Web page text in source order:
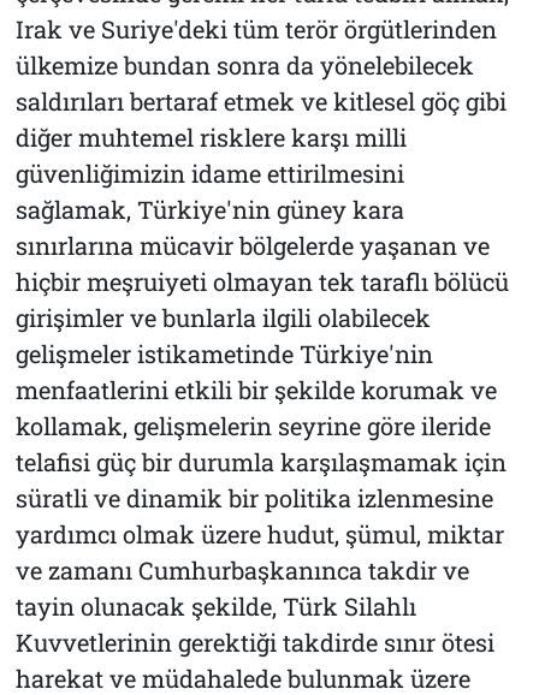
Irak ve Suriye'deki tüm terör örgütlerinden
ülkemize bundan sonra da yönelebilecek
saldırıları bertaraf etmek ve kitlesel göç gibi
diğer muhtemel risklere karşı milli
güvenliğimizin idame ettirilmesini
sağlamak, Türkiye'nin güney kara
sınırlarına mücavir bölgelerde yaşanan ve
hiçbir meşruiyeti olmayan tek taraflı bölücü
girişimler ve bunlarla ilgili olabilecek
gelişmeler istikametinde Türkiye'nin
menfaatlerini etkili bir şekilde korumak ve
kollamak, gelişmelerin seyrine göre ileride
telafisi güç bir durumla karşılaşmamak için
süratli ve dinamik bir politika izlenmesine
yardımcı olmak üzere hudut, şümul, miktar
ve zamanı Cumhurbaşkanınca takdir ve
tayin olunacak şekilde, Türk Silahlı
Kuvvetlerinin gerektiği takdirde sınır ötesi
harekat ve müdahalede bulunmak üzere